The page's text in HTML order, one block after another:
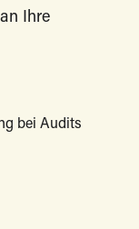
Ihre
bei Audits